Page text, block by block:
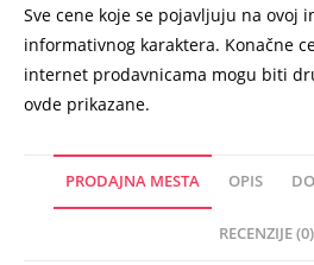
Sve cene koje se pojavljuju na ovoj
informativnog karaktera. Konačne
internet prodavnicama mogu biti
ovde prikazane.
PRODAJNA MESTA OPIS
RECENZIJE (0)